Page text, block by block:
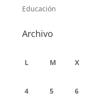
Educación
Archivo
L M X
4
5 6